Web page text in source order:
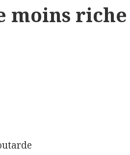
moins riche